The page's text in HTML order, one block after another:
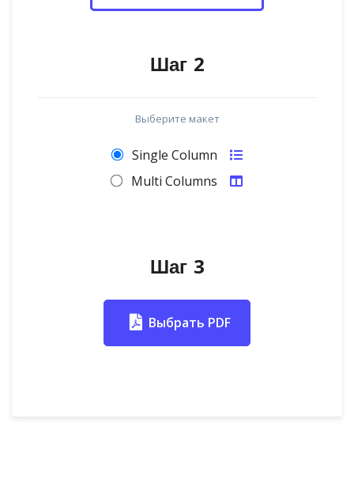
Шаг 2
Выберите макет
Single Column
Multi Columns
Шаг 3
Выбрать PDF